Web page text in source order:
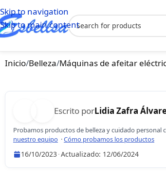
Skip to navigation
Skip to main content
Inicio/Belleza/Máquinas de afeitar
Escrito porLidia Zafra
Probamos productos de belleza y cuidado
nuestro equipo ·Cómo probamos los productos
16/10/2023·Actualizado: 12/06/2024